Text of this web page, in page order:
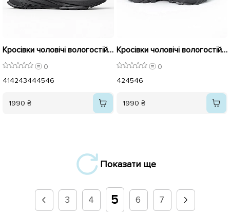
Кросівки чоловічі вологостійкі термо 593045 Чорні
0
414243444546
1990 ₴
Кросівки чоловічі вологостійкі термо 593056 Чорні
0
424546
1990 ₴
Показати ще
3 4 5 6 7